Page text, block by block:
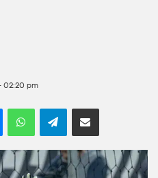
02:20 pm
MessengerWhatsAppTelegramCompartilhar por e-mail